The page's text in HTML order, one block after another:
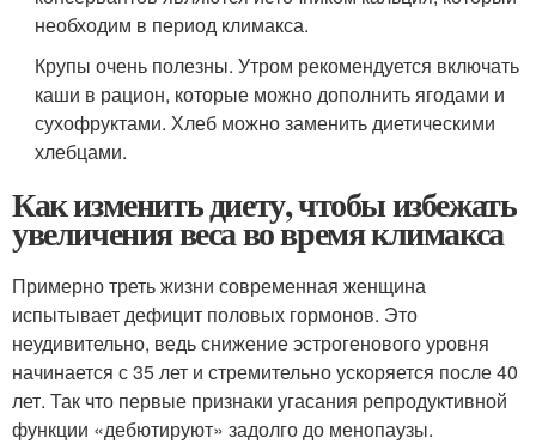
необходим в период климакса.
Крупы очень полезны. Утром рекомендуется включать
каши в рацион, которые можно дополнить ягодами и
сухофруктами. Хлеб можно заменить диетическими
хлебцами.
Как изменить диету, чтобы избежать
увеличения веса во время климакса
Примерно треть жизни современная женщина
испытывает дефицит половых гормонов. Это
неудивительно, ведь снижение эстрогенового уровня
начинается с 35 лет и стремительно ускоряется после 40
лет. Так что первые признаки угасания репродуктивной
функции «дебютируют» задолго до менопаузы.